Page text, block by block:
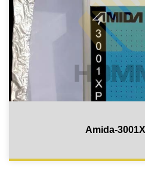
Amida-